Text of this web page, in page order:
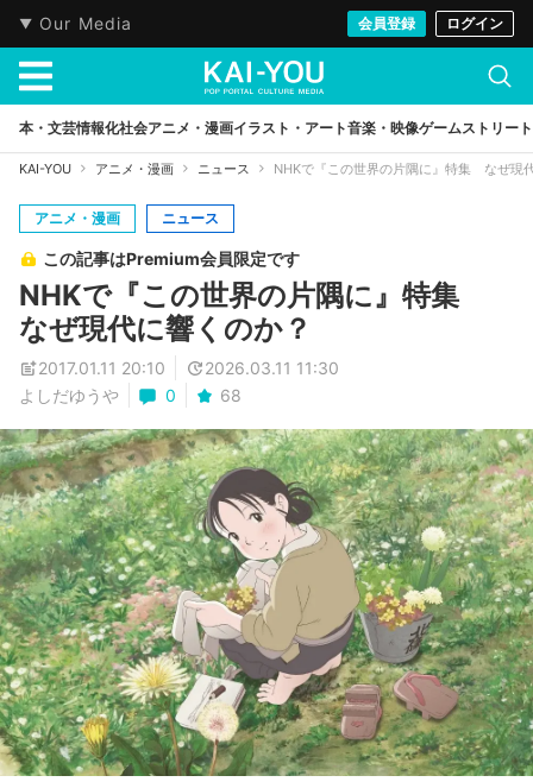
Our Media 会員登録 ログイン
本・文芸情報化社会アニメ・漫画イラスト・アート音楽・映像ゲームストリート
KAI-YOU アニメ・漫画 ニュース NHKで『この世界の片隅に』特集 なぜ現
アニメ・漫画 ニュース
この記事はPremium会員限定です
NHKで『この世界の片隅に』特集
なぜ現代に響くのか？
2017.01.11 20:10
2026.03.11 11:30
よしだゆうや
0 68